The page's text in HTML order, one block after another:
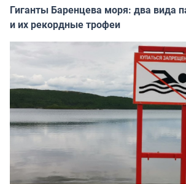
Гиганты Баренцева моря: два вида
и их рекордные трофеи